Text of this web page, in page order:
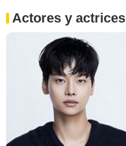
Actores y actrices